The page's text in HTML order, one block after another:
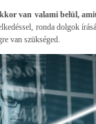
van valami belül,
ronda dolgok
van szükséged.